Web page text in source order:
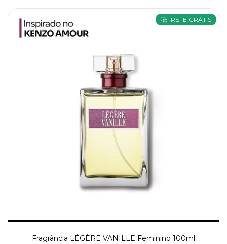
FRETE GRÁTIS
Fragrância LÉGÈRE VANILLE Feminino 100ml